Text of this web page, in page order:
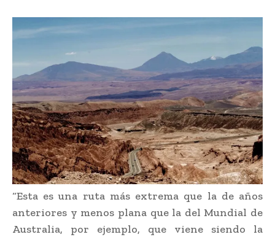
“Esta es una ruta más extrema que la de años
anteriores y menos plana que la del Mundial de
Australia, por ejemplo, que viene siendo la